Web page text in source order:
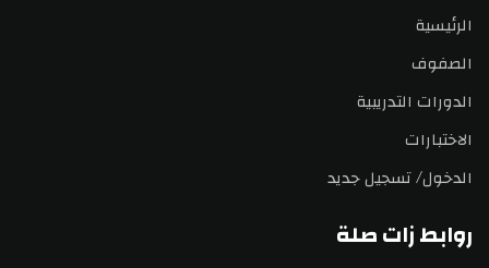
الرئيسية
الصفوف
الدورات التدريبية
الاختبارات
الدخول/ تسجيل جديد
روابط زات صلة